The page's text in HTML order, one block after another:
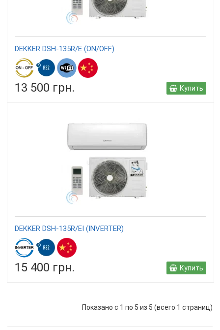
DEKKER DSH-135R/E (ON/OFF)
13 500 грн. Купить
DEKKER DSH-135R/EI (INVERTER)
15 400 грн. Купить
Показано с 1 по 5 из 5 (всего 1 страниц)